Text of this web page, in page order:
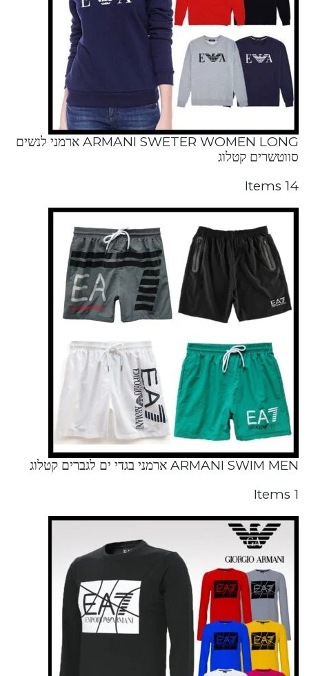
ARMANI SWETER WOMEN LONG ארמני לנשים
סווטשרים קטלוג
14 Items
ARMANI SWIM MEN ארמני בגדי ים לגברים קטלוג
1 Items